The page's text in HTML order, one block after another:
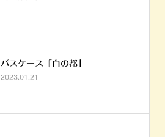
パスケース「白の都」
2023.01.21